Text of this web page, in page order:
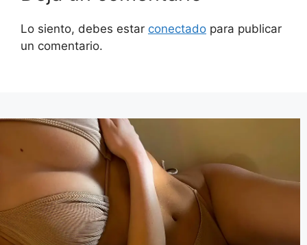
Lo siento, debes estar conectado para publicar
un comentario.